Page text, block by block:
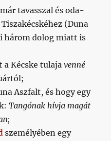
tavasszal és oda-
(Duna
három dolog miatt is
a Kécske tulajavenné
Aszfalt, és hogy egy
Tangónak hívja magát
személyében egy